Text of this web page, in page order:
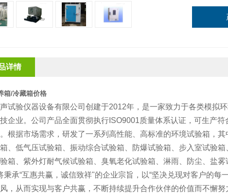
详情
箱/冷藏箱价格
声试验仪器设备有限公司创建于2012年，是一家致力于各类模拟
企业。公司产品全面贯彻执行ISO9001质量体系认证，可生产
根据市场需求，研发了一系列高性能、高标准的环境试验箱，
、低气压试验箱、振动综合试验箱、防爆试验箱、步入室试验
箱、紫外灯耐气候试验箱、臭氧老化试验箱、淋雨、防尘、盐
秉承“互惠共赢，诚信致祥"的企业宗旨，以“坚决兑现对客户的
，从而实现与客户共赢，不断持续提升合作伙伴的价值而不懈努